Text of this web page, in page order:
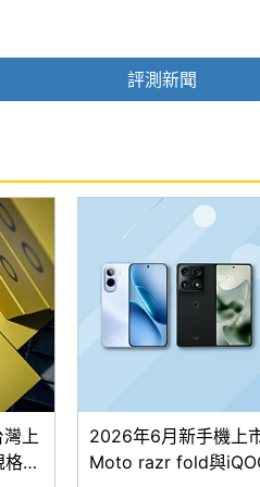
評測新聞
上
一
2026年6月新手機上
Moto razr fold與